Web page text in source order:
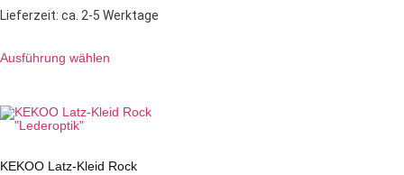
Lieferzeit: ca. 2-5 Werktage
Ausführung wählen
KEKOO Latz-Kleid Rock